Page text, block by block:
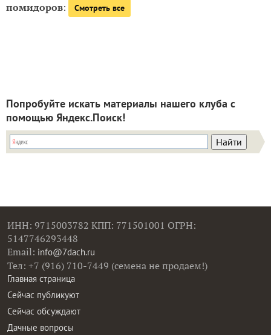
помидоров: Смотреть все
Попробуйте искать материалы нашего клуба с
помощью Яндекс.Поиск!
ИНН: 9715003782 КПП: 771501001 ОГРН:
5147746293448
Email: info@7dach.ru
Тел: +7 (916) 710-7449 (семена не продаем!)
Главная страница
Сейчас публикуют
Сейчас обсуждают
Дачные вопросы